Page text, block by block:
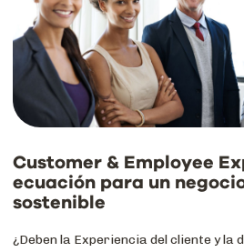
Customer & Employee
ecuación para un
sostenible
¿Deben la Experiencia del cliente y la